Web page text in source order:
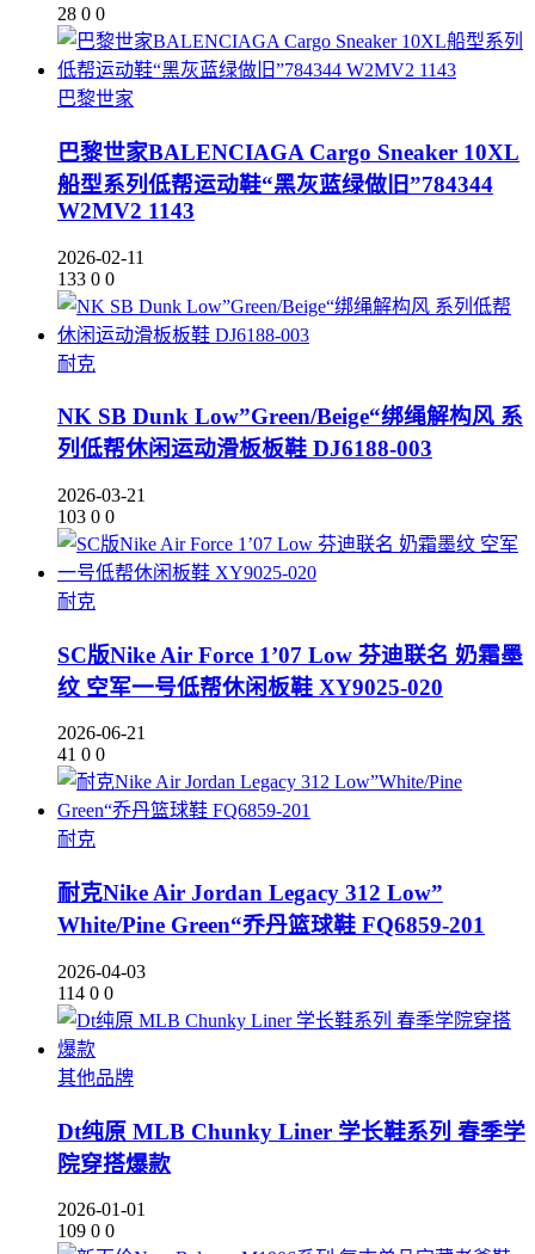
28 0 0
巴黎世家
巴黎世家BALENCIAGA Cargo Sneaker 10XL
船型系列低帮运动鞋“黑灰蓝绿做旧”784344
W2MV2 1143
2026-02-11
133 0 0
耐克
NK SB Dunk Low”Green/Beige“绑绳解构风 系
列低帮休闲运动滑板板鞋 DJ6188-003
2026-03-21
103 0 0
耐克
SC版Nike Air Force 1’07 Low 芬迪联名 奶霜墨
纹 空军一号低帮休闲板鞋 XY9025-020
2026-06-21
41 0 0
耐克
耐克Nike Air Jordan Legacy 312 Low”
White/Pine Green“乔丹篮球鞋 FQ6859-201
2026-04-03
114 0 0
其他品牌
Dt纯原 MLB Chunky Liner 学长鞋系列 春季学
院穿搭爆款
2026-01-01
109 0 0